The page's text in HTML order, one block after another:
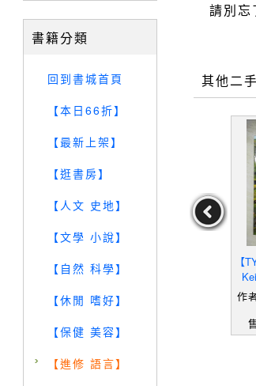
書籍分類
回到書城首頁
【本日66折】
【最新上架】
【逛書房】
【人文 史地】
【文學 小說】
【自然 科學】
【休閒 嗜好】
【保健 美容】
【進修 語言】
請別忘
其他二
跟著賓狗一起怦
英文！：不出國
生活，實現你的
職人夢_均勻
元
【KJ4】Watch Out, Tricer
atops_Bentley, Dawn/ Car
作者：Bentley,Dawn/C
【
作